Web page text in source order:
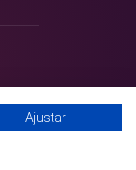
Ajustar